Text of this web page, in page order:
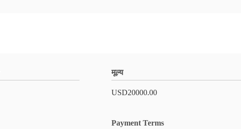
मूल्य
USD20000.00
Payment Terms